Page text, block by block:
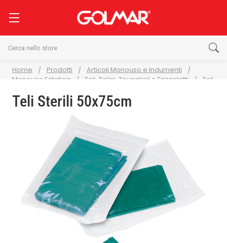
Home Prodotti
Articoli Monouso e Indumenti
Monouso Estetica
Teli, Telini, Tovaglioli e Fazzoletti
Teli
Teli Sterili 50x75cm